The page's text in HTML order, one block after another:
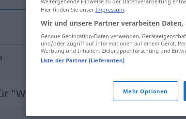
Waschküche
"Waschküche"
Hier finden Sie unser Impressum.
Wir und unsere Partner verarbeiten
Genaue Geolocation-Daten verwenden.
und/oder Zugriff auf Informationen auf einem Gerät.
Werbung und Inhalten, Zielgruppenforschung und
Liste der Partner (Lieferanten)
Mehr Optionen